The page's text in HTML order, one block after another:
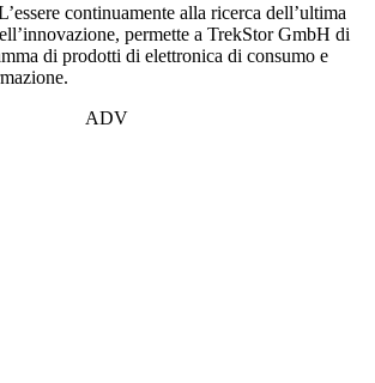
continuamente alla ricerca dell’ultima
permette a TrekStor GmbH di
di prodotti di elettronica di consumo e
ADV